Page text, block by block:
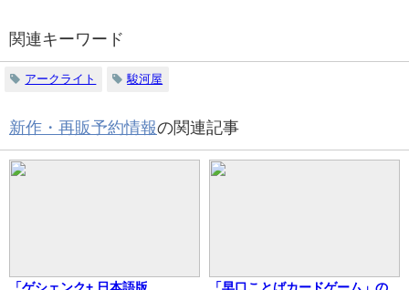
関連キーワード
アークライト 駿河屋
新作・再販予約情報の関連記事
「ゲシェンク+ 日本語版
「早口ことばカードゲーム」の